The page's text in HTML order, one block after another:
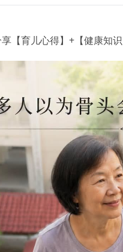
【育儿心得】+【健康知